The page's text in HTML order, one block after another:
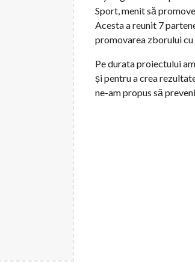
Sport, menit să
Acesta a reunit 7
promovarea zborului
Pe durata proiectului
și pentru a crea
ne-am propus să